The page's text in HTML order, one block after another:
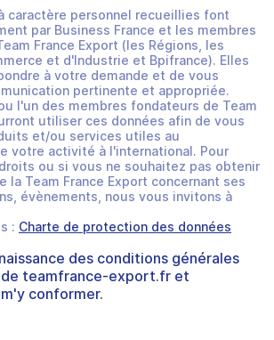
caractère personnel recueillies font
par Business France et les membres
France Export (les Régions, les
et d'Industrie et Bpifrance). Elles
à votre demande et de vous
pertinente et appropriée.
l'un des membres fondateurs de Team
utiliser ces données afin de vous
et/ou services utiles au
votre activité à l'international. Pour
ou si vous ne souhaitez pas obtenir
la Team France Export concernant ses
évènements, nous vous invitons à
: Charte de protection des données
des conditions générales
de teamfrance-export.fr et
conformer.